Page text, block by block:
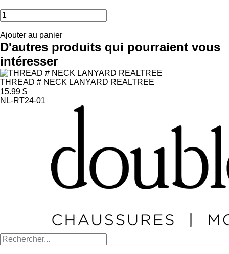
Ajouter au panier
D'autres produits qui pourraient vous
intéresser
THREAD # NECK LANYARD REALTREE
15.99 $
NL-RT24-01